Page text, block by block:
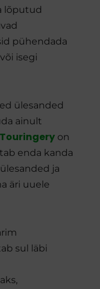
lõputud
pühendada
isegi
ülesanded
ainult
Touringery on
enda kanda
ja
äri uuele
sul läbi